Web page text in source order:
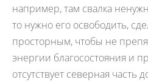
например, там свалка
то нужно его освободить,
просторным, чтобы не
энергии благосостояния и
отсутствует северная часть